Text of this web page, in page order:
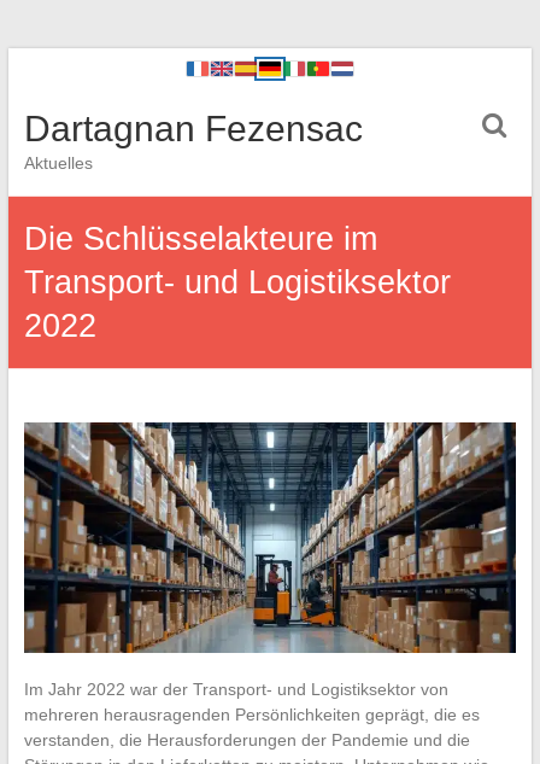
Dartagnan Fezensac
Aktuelles
Die Schlüsselakteure im
Transport- und Logistiksektor
2022
Im Jahr 2022 war der Transport- und Logistiksektor von
mehreren herausragenden Persönlichkeiten geprägt, die es
verstanden, die Herausforderungen der Pandemie und die